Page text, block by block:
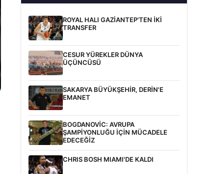
ROYAL HALI GAZİANTEP'TEN İKİ
TRANSFER
CESUR YÜREKLER DÜNYA
ÜÇÜNCÜSÜ
SAKARYA BÜYÜKŞEHİR, DERİN'E
EMANET
BOGDANOVİC: AVRUPA
ŞAMPİYONLUĞU İÇİN MÜCADELE
EDECEĞİZ
CHRIS BOSH MIAMI'DE KALDI